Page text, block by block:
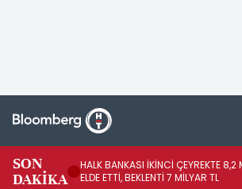
SON
DAKİKA
HALK BANKASI İKİNCİ ÇEYREKTE 8,2
ELDE ETTİ, BEKLENTİ 7 MİLYAR TL